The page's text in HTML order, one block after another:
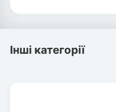
Інші категорії